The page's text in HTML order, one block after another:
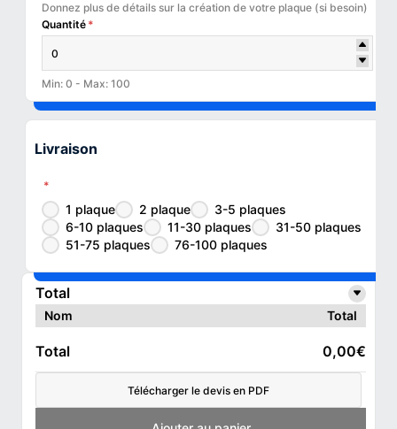
Donnez plus de détails sur la création de votre plaque (si besoin)
Quantité *
Min: 0 - Max: 100
Livraison
*
1 plaque 2 plaque
3-5 plaques
6-10 plaques
11-30 plaques
31-50 plaques
51-75 plaques
76-100 plaques
Total
Nom Total
Total 0,00€
Télécharger le devis en PDF